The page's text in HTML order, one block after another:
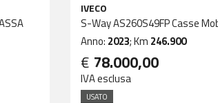
IVECO
S-Way AS260S49FP Casse
Anno: 2023; Km 246.900
€ 78.000,00
IVA esclusa
USATO